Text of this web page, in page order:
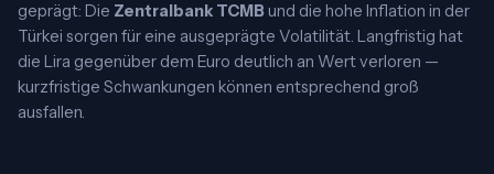
geprägt: Die Zentralbank TCMBund die hohe Inflation in der
Türkei sorgen für eine ausgeprägte Volatilität. Langfristig hat
die Lira gegenüber dem Euro deutlich an Wert verloren —
kurzfristige Schwankungen können entsprechend groß
ausfallen.